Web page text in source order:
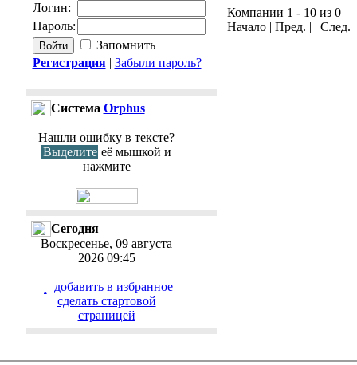
Логин:
Пароль:
Запомнить
Регистрация| Забыли пароль?
Cистема Orphus
Нашли ошибку в тексте?
Выделите её мышкой и
нажмите
Сегодня
Воскресенье, 09 августа
2026 09:45
добавить в избранное
cделать стартовой
страницей
Компании 1 - 10 из 0
Начало | Пред. | | След.